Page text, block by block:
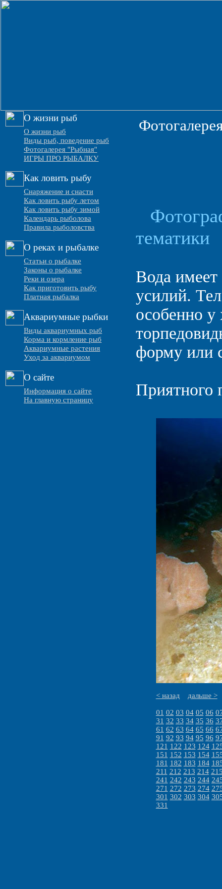
О жизни рыб
О жизни рыб
Виды рыб, поведение рыб
Фотогалерея "Рыбная"
ИГРЫ ПРО РЫБАЛКУ
Как ловить рыбу
Снаряжение и снасти
Как ловить рыбу летом
Как ловить рыбу зимой
Календарь рыболова
Правила рыболовства
О реках и рыбалке
Статьи о рыбалке
Законы о рыбалке
Реки и озера
Как приготовить рыбу
Платная рыбалка
Аквариумные рыбки
Виды аквариумных рыб
Корма и кормление рыб
Аквариумные растения
Уход за аквариумом
О сайте
Информация о сайте
На главную страницу
тематики
Вода
усилий.
особенно
форму или
Приятного
< назад дальше >
01 02 03 04 05 06
31 32 33 34 35 36
61 62 63 64 65 66
91 92 93 94 95 96
121 122 123 124
151 152 153 154
181 182 183 184
211 212 213 214
241 242 243 244
271 272 273 274
301 302 303 304
331